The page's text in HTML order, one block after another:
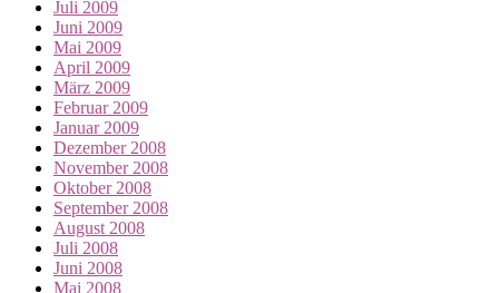
Juli 2009
Juni 2009
Mai 2009
April 2009
März 2009
Februar 2009
Januar 2009
Dezember 2008
November 2008
Oktober 2008
September 2008
August 2008
Juli 2008
Juni 2008
Mai 2008